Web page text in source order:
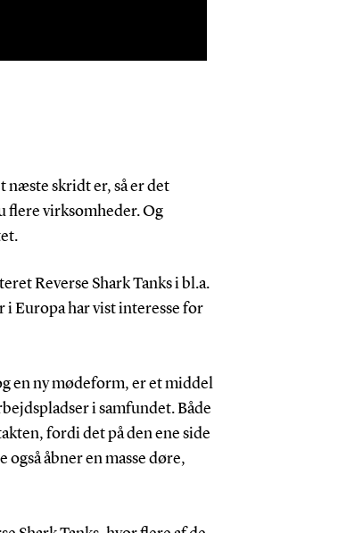
næste skridt er, så er det
flere virksomheder. Og
Reverse Shark Tanks i bl.a.
i Europa har vist interesse for
en ny mødeform, er et middel
i samfundet. Både
fordi det på den ene side
åbner en masse døre,